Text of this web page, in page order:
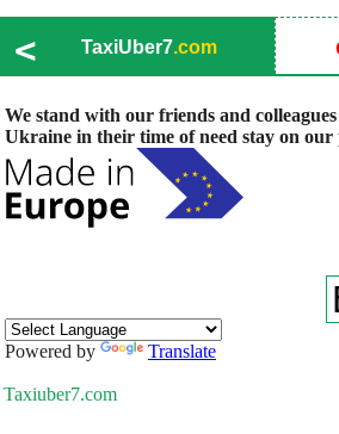
< TaxiUber7.com
We stand with our friends and
Ukraine in their time of need stay on our
Powered by Translate
Taxiuber7.com